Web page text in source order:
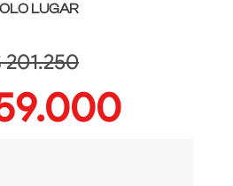
LUGAR
201.250